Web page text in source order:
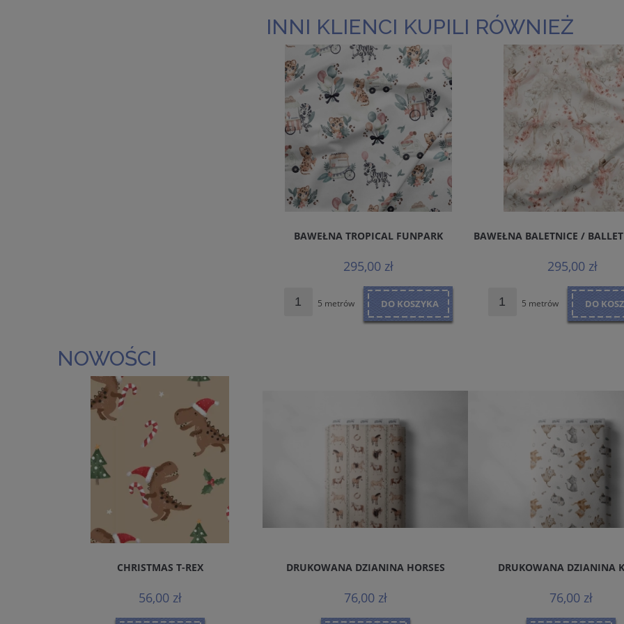
INNI KLIENCI KUPILI RÓWNIEŻ
BAWEŁNA TROPICAL FUNPARK
295,00 zł
5 metrów DO KOSZYKA
BAWEŁNA BALETNICE /
295,00 zł
5 metrów DO
NOWOŚCI
CHRISTMAS T-REX
56,00 zł
DRUKOWANA DZIANINA HORSES
76,00 zł
DRUKOWANA DZIANINA
76,00 zł